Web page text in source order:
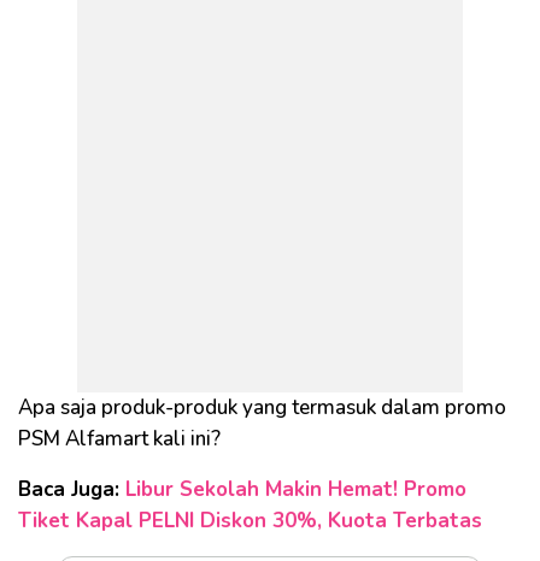
Apa saja produk-produk yang termasuk dalam promo
PSM Alfamart kali ini?
Baca Juga: Libur Sekolah Makin Hemat! Promo
Tiket Kapal PELNI Diskon 30%, Kuota Terbatas